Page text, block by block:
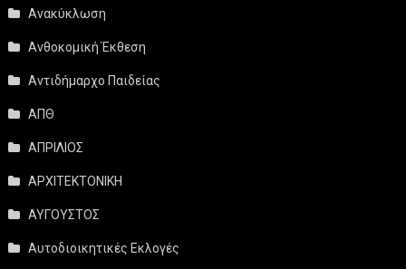
Ανακύκλωση
Ανθοκομική Έκθεση
Αντιδήμαρχο Παιδείας
ΑΠΘ
ΑΠΡΙΛΙΟΣ
ΑΡΧΙΤΕΚΤΟΝΙΚΗ
ΑΥΓΟΥΣΤΟΣ
Αυτοδιοικητικές Εκλογές